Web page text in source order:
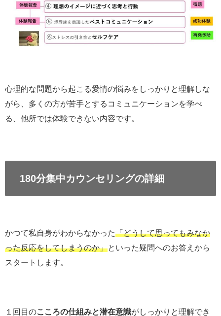
心理的な問題から起こる愛情の悩みをしっかりと理解しな
がら、多くの方が苦手とするコミュニケーションを学べ
る、他所では体験できない内容です。
180分集中カウンセリングの詳細
かつて私自身がわからなかった「どうして思ってもみなか
った反応をしてしまうのか」といった疑問へのお答えから
スタートします。
１回目のこころの仕組みと潜在意識がしっかりと理解でき